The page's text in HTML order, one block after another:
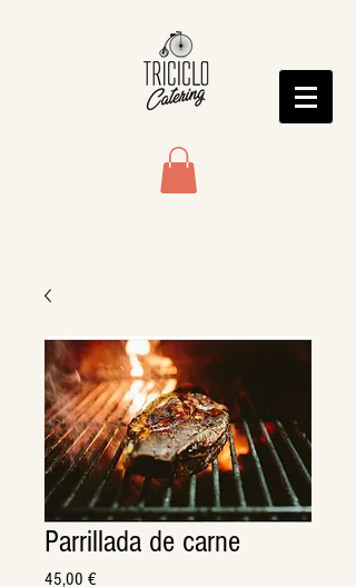
Parrillada de carne
45,00 €Precio